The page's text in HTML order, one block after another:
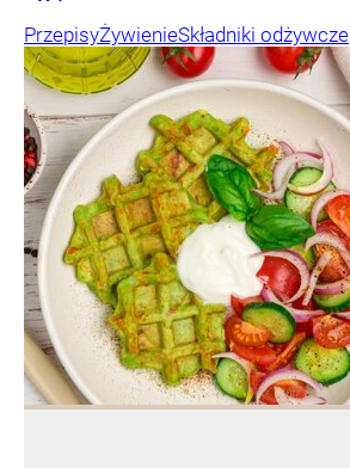
PrzepisyŻywienieSkładniki odżywcze